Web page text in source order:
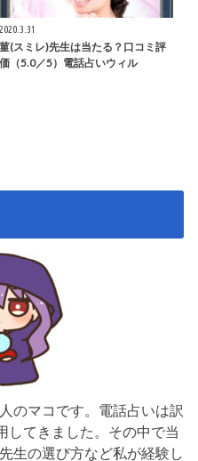
2020.3.31
菫(スミレ)先生は当たる？口コミ評
価（5.0／5）電話占いウィル
のマコです。電話占いは訳
してきました。その中で当
生の選び方など私が経験し